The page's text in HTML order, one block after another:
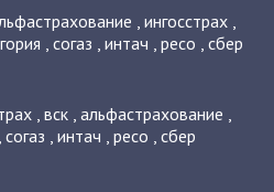
,ингосстрах ,
,согаз ,интач ,ресо ,сбер
,вск ,альфастрахование ,
,согаз ,интач ,ресо ,сбер